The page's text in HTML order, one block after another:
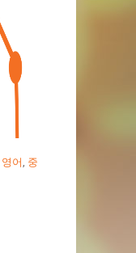
영어, 중